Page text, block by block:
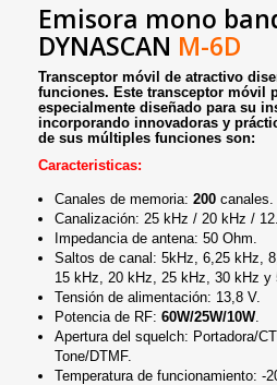
Emisora mono
DYNASCAN M-6D
Transceptor móvil de atractivo
funciones. Este transceptor móvil
especialmente diseñado para su
incorporando innovadoras y
de sus múltiples funciones son:
Caracteristicas:
Canales de memoria: 200 canales.
Canalización: 25 kHz / 20 kHz /
Impedancia de antena: 50 Ohm.
Saltos de canal: 5kHz, 6,25 kHz,
15 kHz, 20 kHz, 25 kHz, 30 kHz y
Tensión de alimentación: 13,8 V.
Potencia de RF: 60W/25W/10W.
Apertura del squelch: Portadora/
Tone/DTMF.
Temperatura de funcionamiento: -